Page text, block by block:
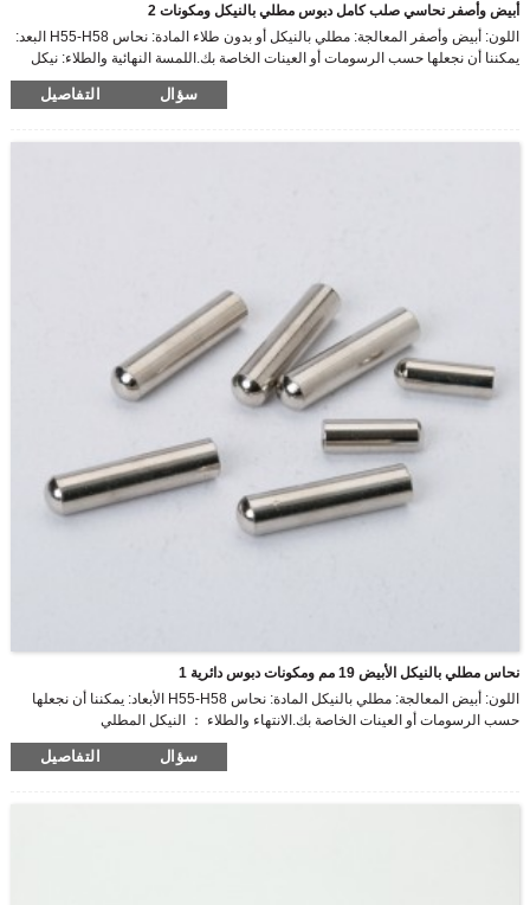
أبيض وأصفر نحاسي صلب كامل دبوس مطلي بالنيكل ومكونات 2
اللون: أبيض وأصفر المعالجة: مطلي بالنيكل أو بدون طلاء المادة: نحاس H55-H58 البعد:
يمكننا أن نجعلها حسب الرسومات أو العينات الخاصة بك.اللمسة النهائية والطلاء: نيكل
مطلي ، أو لون نحاسي أصلي الميزات الرئيسية نحاس أصفر كامل طرق الاختبار: مثبت
سؤال التفاصيل
نحاس مطلي بالنيكل الأبيض 19 مم ومكونات دبوس دائرية 1
اللون: أبيض المعالجة: مطلي بالنيكل المادة: نحاس H55-H58 الأبعاد: يمكننا أن نجعلها
حسب الرسومات أو العينات الخاصة بك.الانتهاء والطلاء ： النيكل المطلي
سؤال التفاصيل